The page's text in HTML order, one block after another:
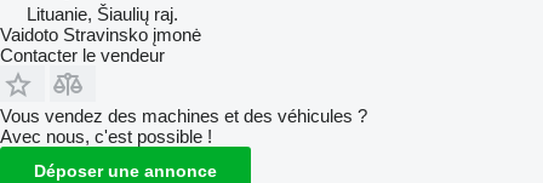
Lituanie, Šiaulių raj.
Vaidoto Stravinsko įmonė
Contacter le vendeur
Vous vendez des machines et des véhicules ?
Avec nous, c'est possible !
Déposer une annonce